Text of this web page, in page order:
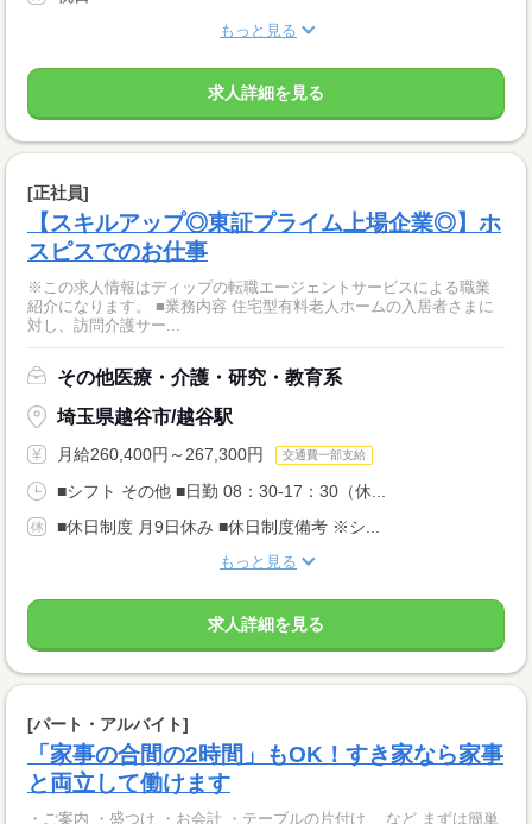
もっと見る
求人詳細を見る
[正社員]
【スキルアップ◎東証プライム上場企業◎】ホ
スピスでのお仕事
※この求人情報はディップの転職エージェントサービスによる職業
紹介になります。 ■業務内容 住宅型有料老人ホームの入居者さまに
対し、訪問介護サー...
その他医療・介護・研究・教育系
埼玉県越谷市/越谷駅
月給260,400円～267,300円 交通費一部支給
■シフト その他 ■日勤 08：30-17：30（休...
■休日制度 月9日休み ■休日制度備考 ※シ...
もっと見る
求人詳細を見る
[パート・アルバイト]
「家事の合間の2時間」もOK！すき家なら家事
と両立して働けます
・ご案内 ・盛つけ ・お会計 ・テーブルの片付け など まずは簡単